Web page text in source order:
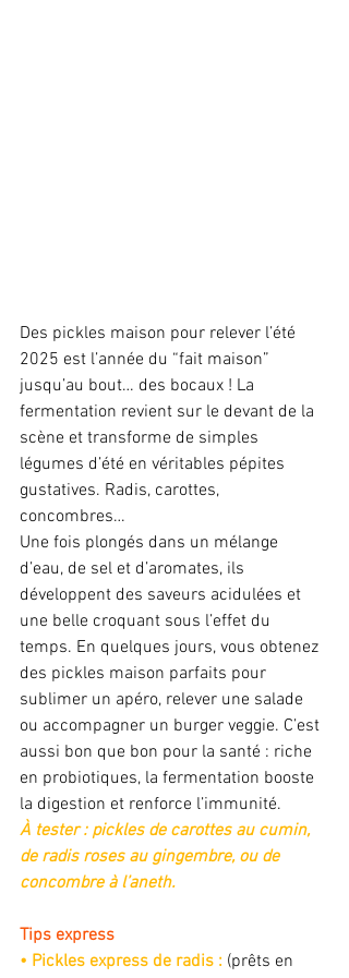
Des pickles maison pour relever l’été
2025 est l’année du “fait maison”
jusqu’au bout… des bocaux ! La
fermentation revient sur le devant de la
scène et transforme de simples
légumes d’été en véritables pépites
gustatives. Radis, carottes,
concombres…
Une fois plongés dans un mélange
d’eau, de sel et d’aromates, ils
développent des saveurs acidulées et
une belle croquant sous l’effet du
temps. En quelques jours, vous obtenez
des pickles maison parfaits pour
sublimer un apéro, relever une salade
ou accompagner un burger veggie. C’est
aussi bon que bon pour la santé : riche
en probiotiques, la fermentation booste
la digestion et renforce l’immunité.
À tester : pickles de carottes au cumin,
de radis roses au gingembre, ou de
concombre à l’aneth.
Tips express
• Pickles express de radis : (prêts en